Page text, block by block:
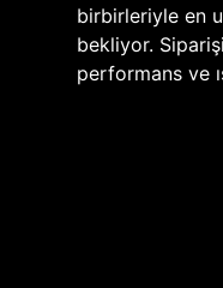
birbirleriyle en
bekliyor.
performans ve